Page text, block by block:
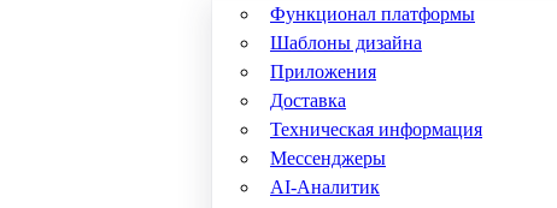
Функционал платформы
Шаблоны дизайна
Приложения
Доставка
Техническая информация
Мессенджеры
AI-Аналитик